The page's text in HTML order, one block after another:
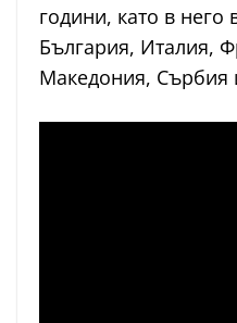
години, като в него
България, Италия,
Македония, Сърбия